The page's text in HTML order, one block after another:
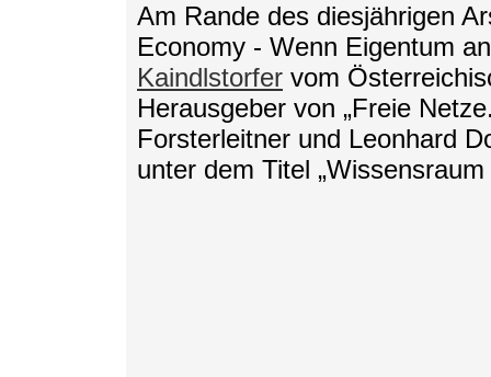
Am Rande des diesjährigen
Economy - Wenn Eigentum
Kaindlstorfer vom
Herausgeber von „Freie
Forsterleitner und Leonhard
unter dem Titel